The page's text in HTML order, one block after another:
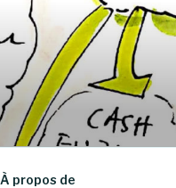
À propos de